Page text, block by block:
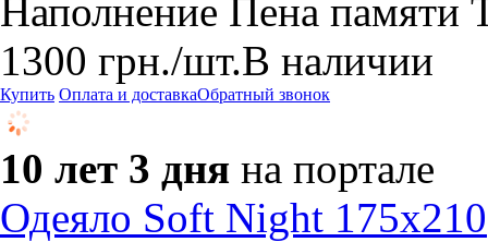
Наполнение Пена памяти
1300 грн./шт.В наличии
Купить Оплата и доставкаОбратный звонок
10 лет 3 дня на портале
Одеяло Soft Night 175х210